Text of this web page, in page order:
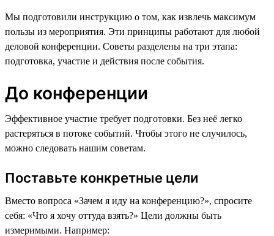
Мы подготовили инструкцию о том, как извлечь максимум
пользы из мероприятия. Эти принципы работают для любой
деловой конференции. Советы разделены на три этапа:
подготовка, участие и действия после события.
До конференции
Эффективное участие требует подготовки. Без неё легко
растеряться в потоке событий. Чтобы этого не случилось,
можно следовать нашим советам.
Поставьте конкретные цели
Вместо вопроса «Зачем я иду на конференцию?», спросите
себя: «Что я хочу оттуда взять?» Цели должны быть
измеримыми. Например: